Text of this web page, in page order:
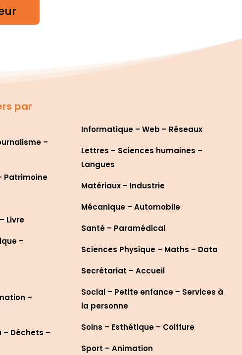
par
–
Patrimoine
Livre
–
–
– Déchets –
Informatique – Web – Réseaux
Lettres – Sciences humaines –
Langues
Matériaux – Industrie
Mécanique – Automobile
Santé – Paramédical
Sciences Physique – Maths – Data
Secrétariat – Accueil
Social – Petite enfance – Services à
la personne
Soins – Esthétique – Coiffure
Sport – Animation